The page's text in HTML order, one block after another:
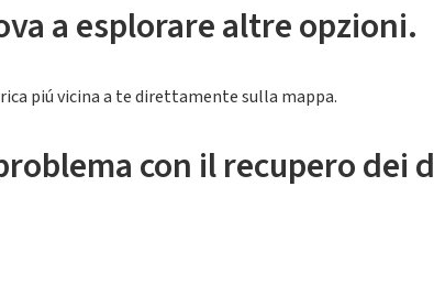
a esplorare altre opzioni.
piú vicina a te direttamente sulla mappa.
con il recupero dei